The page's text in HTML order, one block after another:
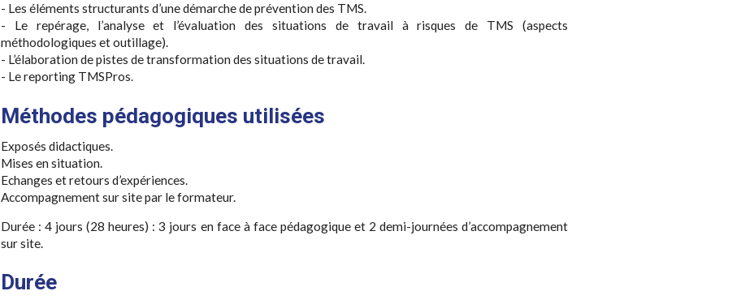
- Les éléments structurants d’une démarche de prévention des TMS.
- Le repérage, l’analyse et l’évaluation des situations de travail à risques de TMS (aspects
méthodologiques et outillage).
- L’élaboration de pistes de transformation des situations de travail.
- Le reporting TMSPros.
Méthodes pédagogiques utilisées
Exposés didactiques.
Mises en situation.
Echanges et retours d’expériences.
Accompagnement sur site par le formateur.
Durée : 4 jours (28 heures) : 3 jours en face à face pédagogique et 2 demi-journées d’accompagnement
sur site.
Durée